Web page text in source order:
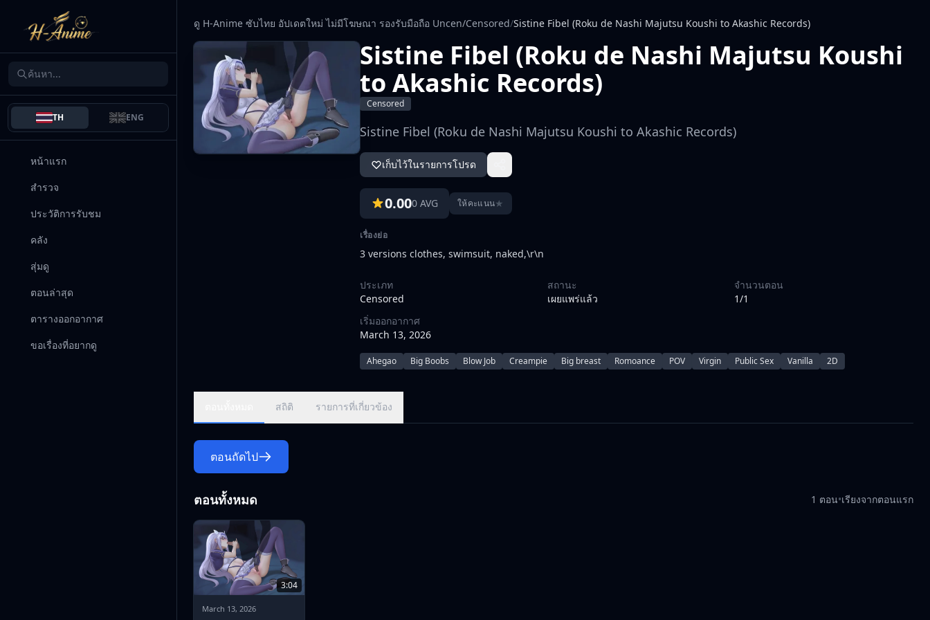
TH ENG
หน้าแรก
สำรวจ
ประวัติการรับชม
คลัง
สุ่มดู
ตอนล่าสุด
ตารางออกอากาศ
ขอเรื่องที่อยากดู
ดู H-Anime ซับไทย อัปเดตใหม่ ไม่มีโฆษณา รองรับมือถือ Uncen/Censored/Sistine Fibel (Roku de Nashi Majutsu Koushi to Akashic Records)
Sistine Fibel (Roku de Nashi Majutsu Koushi
to Akashic Records)
Censored
Sistine Fibel (Roku de Nashi Majutsu Koushi to Akashic Records)
เก็บไว้ในรายการโปรด
0.000 AVG ให้คะแนน★
เรื่องย่อ
3 versions clothes, swimsuit, naked,\r\n
ประเภท
Censored
สถานะ
เผยแพร่แล้ว
จำนวนตอน
1/1
เริ่มออกอากาศ
March 13, 2026
Ahegao Big Boobs Blow Job Creampie Big breast Romoance POV Virgin Public Sex Vanilla 2D
สถิติ รายการที่เกี่ยวข้อง
ตอนถัดไป
ตอนทั้งหมด 1 ตอน•เรียงจากตอนแรก
3:04
March 13, 2026